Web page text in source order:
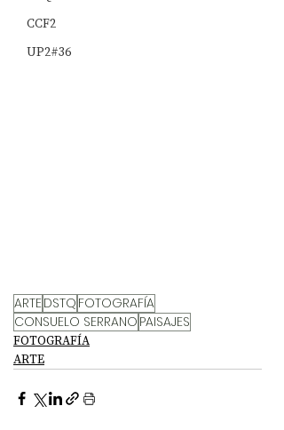
CCF2
UP2#36
ARTEDSTQ FOTOGRAFÍA
CONSUELO SERRANO PAISAJES
FOTOGRAFÍA
ARTE